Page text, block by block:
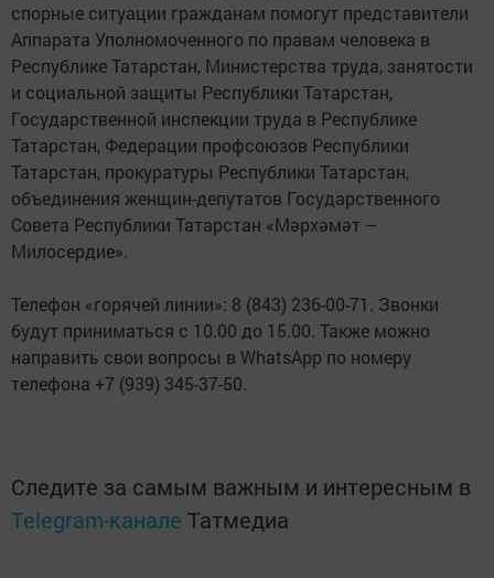
спорные ситуации гражданам помогут представители
Аппарата Уполномоченного по правам человека в
Республике Татарстан, Министерства труда, занятости
и социальной защиты Республики Татарстан,
Государственной инспекции труда в Республике
Татарстан, Федерации профсоюзов Республики
Татарстан, прокуратуры Республики Татарстан,
объединения женщин-депутатов Государственного
Совета Республики Татарстан «Мәрхәмәт –
Милосердие».
Телефон «горячей линии»: 8 (843) 236-00-71. Звонки
будут приниматься с 10.00 до 15.00. Также можно
направить свои вопросы в WhatsApp по номеру
телефона +7 (939) 345-37-50.
Следите за самым важным и интересным в
Telegram-канале Татмедиа